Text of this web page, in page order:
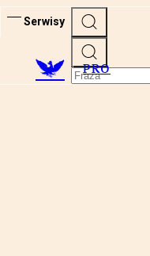
Serwisy
PRO